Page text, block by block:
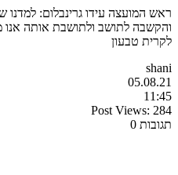
ראש המועצה עידו גרינבלום:
והקשבה לתושב ולתושבת אותה אנו
לקרית טבעון
shani
05.08.21
11:45
Post Views: 284
תגובות 0